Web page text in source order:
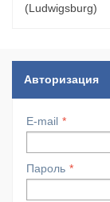
(Ludwigsburg)
Авторизация
E-mail
Пароль